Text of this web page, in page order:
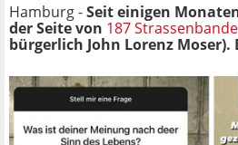
Hamburg -Seit einigen
der Seite von 187 Strassenbande
bürgerlich John Lorenz Moser).